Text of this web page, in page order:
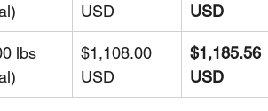
USD
USD
lbs
$1,108.00
USD
$1,185.56
USD